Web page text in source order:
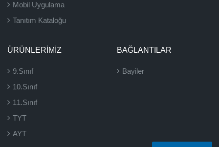
Mobil Uygulama
Tanıtım Kataloğu
ÜRÜNLERIMIZ
9.Sınıf
10.Sınıf
11.Sınıf
TYT
AYT
BAĞLANTILAR
Bayiler